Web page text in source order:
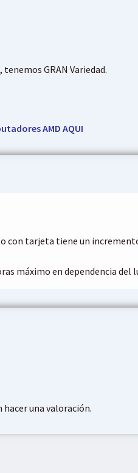
GRAN Variedad.
AMDAQUI
con tarjeta tiene un
máximo en dependencia del
una valoración.